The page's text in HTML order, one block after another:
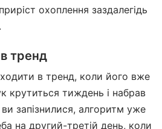
охоплення заздалегідь
тренд
в тренд, коли його вже
крутиться тиждень і набрав
запізнилися, алгоритм уже
на другий-третій день, коли